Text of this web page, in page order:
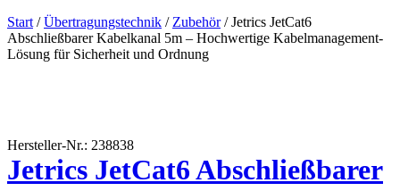
Start /Übertragungstechnik / Zubehör/ Jetrics JetCat6
Abschließbarer Kabelkanal 5m – Hochwertige Kabelmanagement-
Lösung für Sicherheit und Ordnung
Hersteller-Nr.: 238838
Jetrics JetCat6 Abschließbarer